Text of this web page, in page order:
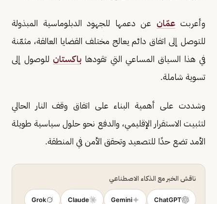
وأعربتعمّان عن دعمها للجهود الدبلوماسية المبذولة
للتوصل إلى اتفاق دائم يعالج مختلف القضايا العالقة، مثمّنة
في هذا السياق المساعي التي تقودها باكستان للوصول إلى
تسوية شاملة.
وشددت على أهمية البناء على اتفاق وقف النار الحالي
لتثبيت الاستقرار الإقليمي، والدفع نحو حلول سياسية طويلة
الأمد تضع حدًا للتصعيد وتحقق الأمن في المنطقة.
ناقش الخبر مع الذكاء الاصطناعي
ChatGPT
Gemini
Claude
Grok